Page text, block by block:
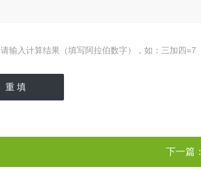
请输入计算结果（填写阿拉伯数字），如：三加四=7
下一篇：